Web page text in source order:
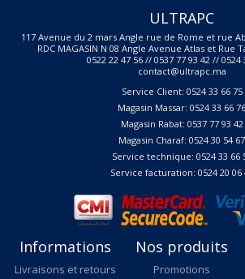
ULTRAPC
117 Avenue du 2 mars Angle rue de Rome et rue
RDC MAGASIN N 08 Angle Avenue Atlas et Rue
0522 22 47 56 // 0537 77 93 42 // 0524
contact@ultrapc.ma
Service Client: 0524 33 66 75
Magasin Massar: 0524 33 66 76
Magasin Rabat: 0537 77 93 42
Magasin Charaf: 0524 30 54 67
Service technique: 0524 33 66
Service facturation: 0524 20 06
Informations
Livraisons et retours
Nos produits
Promotions